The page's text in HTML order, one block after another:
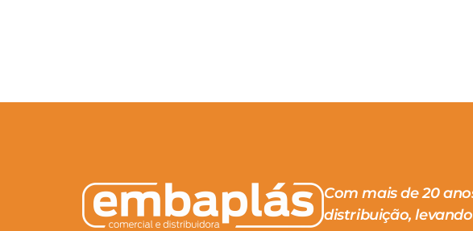
Com mais de 20
distribuição,